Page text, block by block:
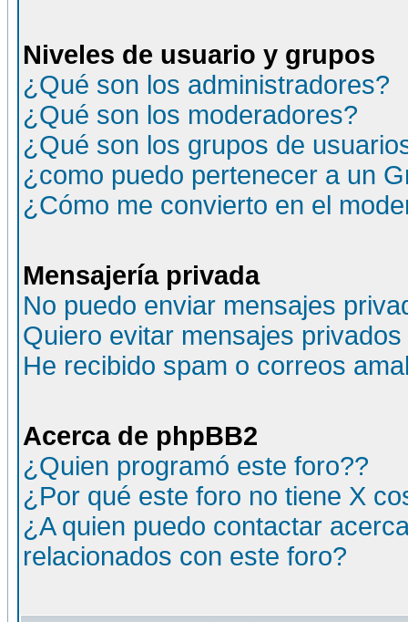
Niveles de usuario y grupos
¿Qué son los administradores?
¿Qué son los moderadores?
¿Qué son los grupos de
¿como puedo pertenecer a un
¿Cómo me convierto en el
Mensajería privada
No puedo enviar mensajes
Quiero evitar mensajes
He recibido spam o correos
Acerca de phpBB2
¿Quien programó este foro??
¿Por qué este foro no tiene X
¿A quien puedo contactar
relacionados con este foro?